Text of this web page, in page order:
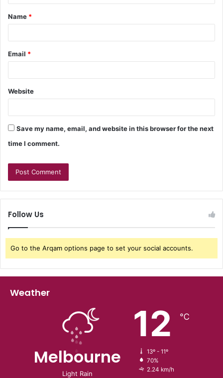
Name *
Email *
Website
Save my name, email, and website in this browser for the next
time I comment.
Follow Us
Go to the Arqam options page to set your social accounts.
Weather
Melbourne
Light Rain
12 ℃
13º - 11º
70%
2.24 km/h